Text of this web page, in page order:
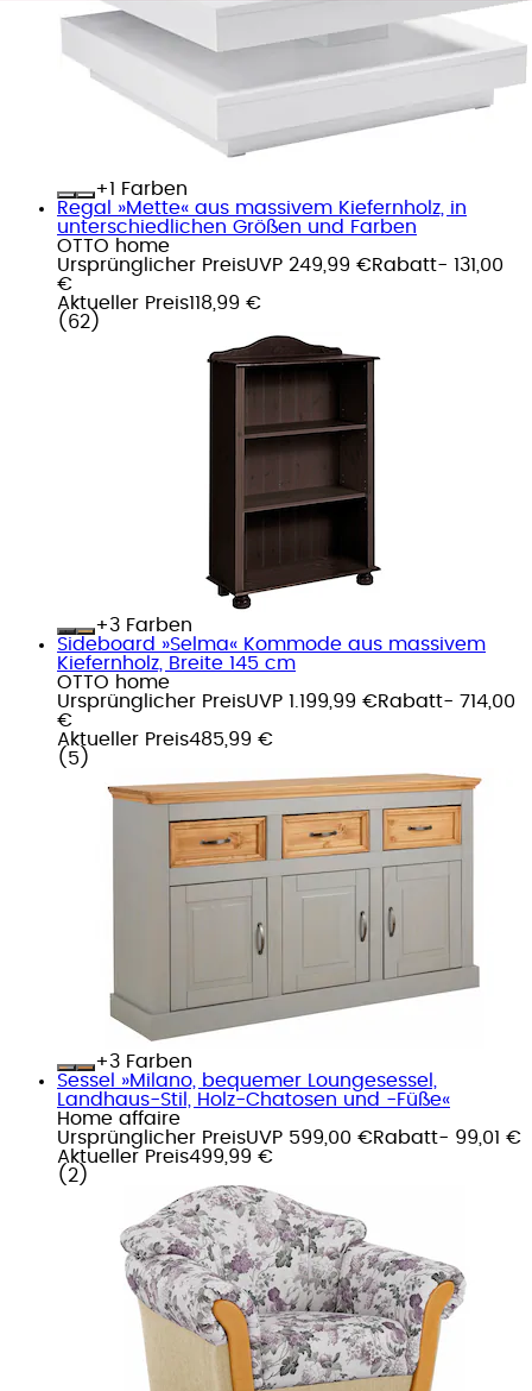
+
Farben
Regal »Mette« aus massivem Kiefernholz, in
unterschiedlichen Größen und Farben
OTTO home
Ursprünglicher PreisUVP 249,99 €Rabatt- 131,00
€
Aktueller Preis118,99 €
( 62 )
+
Farben
Sideboard »Selma« Kommode aus massivem
Kiefernholz, Breite 145 cm
OTTO home
Ursprünglicher PreisUVP 1.199,99 €Rabatt- 714,00
€
Aktueller Preis485,99 €
( 5 )
+
Farben
Sessel »Milano, bequemer Loungesessel,
Landhaus-Stil, Holz-Chatosen und -Füße«
Home affaire
Ursprünglicher PreisUVP 599,00 €Rabatt- 99,01 €
Aktueller Preis499,99 €
( 2 )